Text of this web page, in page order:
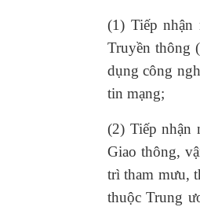
(1) Tiếp
Truyền thông
dụng công
tin mạng;
(2) Tiếp nhận
Giao thông,
trì tham mưu,
thuộc Trung